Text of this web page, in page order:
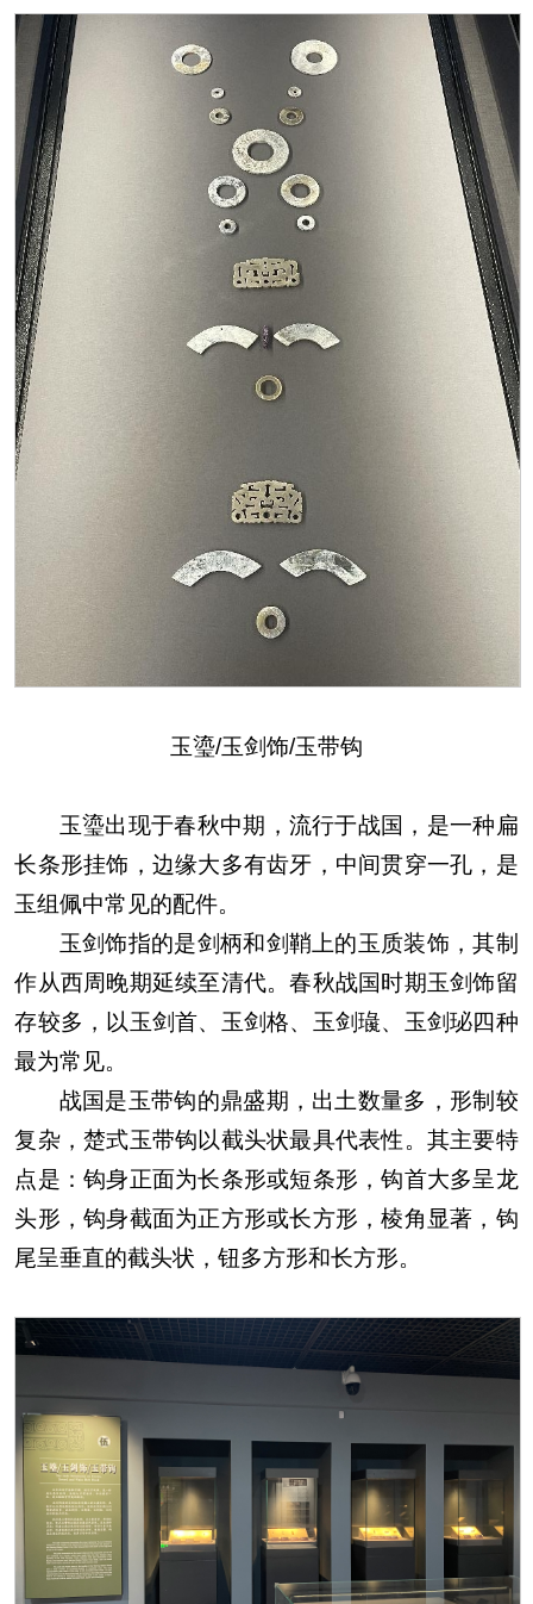
玉瑬/玉剑饰/玉带钩
玉瑬出现于春秋中期，流行于战国，是一种扁
长条形挂饰，边缘大多有齿牙，中间贯穿一孔，是
玉组佩中常见的配件。
玉剑饰指的是剑柄和剑鞘上的玉质装饰，其制
作从西周晚期延续至清代。春秋战国时期玉剑饰留
存较多，以玉剑首、玉剑格、玉剑璏、玉剑珌四种
最为常见。
战国是玉带钩的鼎盛期，出土数量多，形制较
复杂，楚式玉带钩以截头状最具代表性。其主要特
点是：钩身正面为长条形或短条形，钩首大多呈龙
头形，钩身截面为正方形或长方形，棱角显著，钩
尾呈垂直的截头状，钮多方形和长方形。